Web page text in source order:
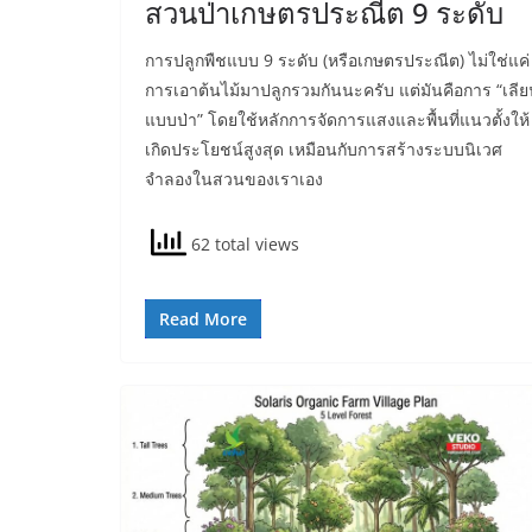
สวนป่าเกษตรประณีต 9 ระดับ
การปลูกพืชแบบ 9 ระดับ (หรือเกษตรประณีต) ไม่ใช่แค่
การเอาต้นไม้มาปลูกรวมกันนะครับ แต่มันคือการ “เลี
แบบป่า” โดยใช้หลักการจัดการแสงและพื้นที่แนวตั้งให้
เกิดประโยชน์สูงสุด เหมือนกับการสร้างระบบนิเวศ
จำลองในสวนของเราเอง
62 total views
Read More